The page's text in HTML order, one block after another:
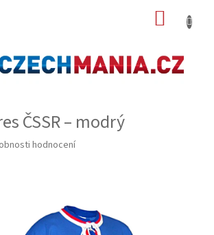
ČSSR – modrý
hodnocení